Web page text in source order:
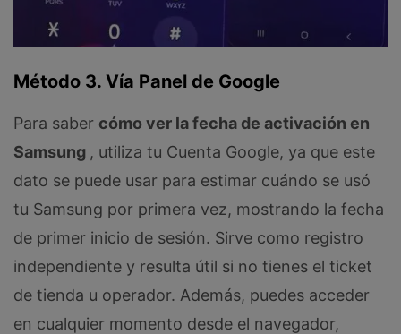
Método 3. Vía Panel de Google
Para saber cómo ver la fecha de activación en
Samsung , utiliza tu Cuenta Google, ya que este
dato se puede usar para estimar cuándo se usó
tu Samsung por primera vez, mostrando la fecha
de primer inicio de sesión. Sirve como registro
independiente y resulta útil si no tienes el ticket
de tienda u operador. Además, puedes acceder
en cualquier momento desde el navegador,